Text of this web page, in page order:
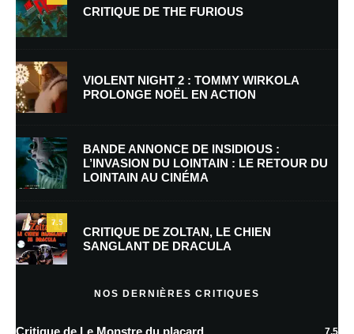
Nom*
E-mail* Site web
Enregistrer mon nom, mon e-mail et mon site dans le navigateur pour
CRITIQUE DE THE FURIOUS
VIOLENT NIGHT 2 : TOMMY WIRKOLA
PROLONGE NOËL EN ACTION
BANDE ANNONCE DE INSIDIOUS :
L’INVASION DU LOINTAIN : LE RETOUR DU
LOINTAIN AU CINÉMA
7.5
CRITIQUE DE ZOLTAN, LE CHIEN
SANGLANT DE DRACULA
NOS DERNIÈRES CRITIQUES
Critique de Le Monstre du placard 7.5